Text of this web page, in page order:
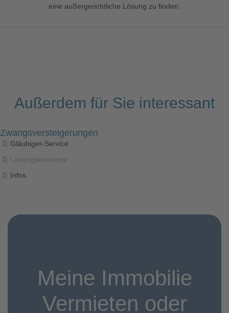
eine außergerichtliche Lösung zu finden.
Außerdem für Sie interessant
Zwangsversteigerungen
Gläubiger-Service
Lösungskonzepte
Infos
Meine Immobilie
Vermieten oder